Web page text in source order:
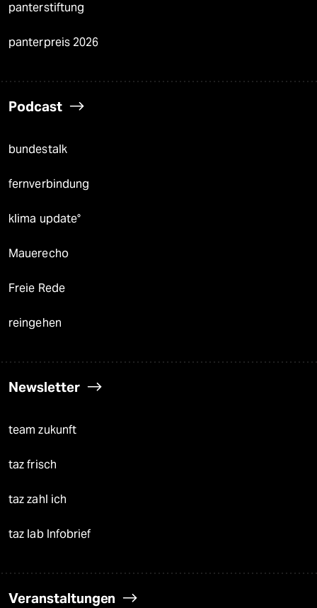
panterstiftung
panterpreis 2026
Podcast
bundestalk
fernverbindung
klima update°
Mauerecho
Freie Rede
reingehen
Newsletter
team zukunft
taz frisch
taz zahl ich
taz lab Infobrief
Veranstaltungen